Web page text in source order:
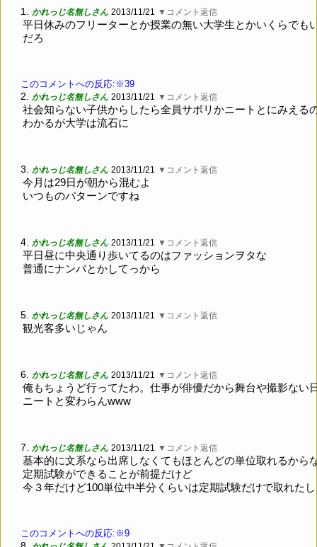
1. かれっじ名無しさん 2013/11/21 ▼コメント返信
平日休みのフリーターとか授業の無い大学生とかいくらでも
だろ
このコメントへの反応:※39
2. かれっじ名無しさん 2013/11/21 ▼コメント返信
社会知らない子供からしたら全員サボリかニートとにみえる
わかるが大学は流石に
3. かれっじ名無しさん 2013/11/21 ▼コメント返信
今月は29日が朝から混むよ
いつものパターンですね
4. かれっじ名無しさん 2013/11/21 ▼コメント返信
平日昼に中央通り歩いてるのはファッションヲタな
普通にナンパとかしてっから
5. かれっじ名無しさん 2013/11/21 ▼コメント返信
観光客多いじゃん
6. かれっじ名無しさん 2013/11/21 ▼コメント返信
俺もちょうど行ってたわ。仕事が俳優だから舞台や撮影ない
ニートと変わらんwww
7. かれっじ名無しさん 2013/11/21 ▼コメント返信
基本的に文系なら出席しなくてもほとんどの単位取れるから
定期試験ができることが前提だけど
今３年だけど100単位中半分くらいは定期試験だけで取れたし
このコメントへの反応:※9